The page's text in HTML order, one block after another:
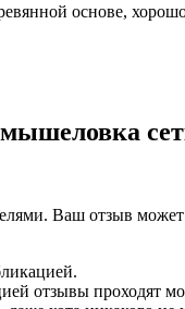
основе,
Ваш отзыв
отзывы проходят